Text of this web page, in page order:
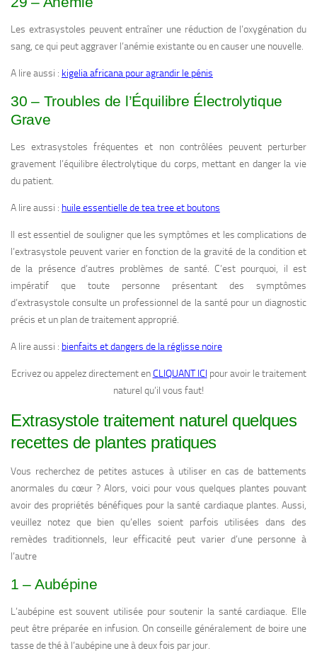
Les extrasystoles peuvent entraîner une réduction de l’oxygénation du
sang, ce qui peut aggraver l’anémie existante ou en causer une nouvelle.
A lire aussi : kigelia africana pour agrandir le pénis
30 – Troubles de l’Équilibre Électrolytique
Grave
Les extrasystoles fréquentes et non contrôlées peuvent perturber
gravement l’équilibre électrolytique du corps, mettant en danger la vie
du patient.
A lire aussi : huile essentielle de tea tree et boutons
Il est essentiel de souligner que les symptômes et les complications de
l’extrasystole peuvent varier en fonction de la gravité de la condition et
de la présence d’autres problèmes de santé. C’est pourquoi, il est
impératif que toute personne présentant des symptômes
d’extrasystole consulte un professionnel de la santé pour un diagnostic
précis et un plan de traitement approprié.
A lire aussi : bienfaits et dangers de la réglisse noire
Ecrivez ou appelez directement enCLIQUANT ICI pour avoir le traitement
naturel qu’il vous faut!
Extrasystole traitement naturel quelques
recettes de plantes pratiques
Vous recherchez de petites astuces à utiliser en cas de battements
anormales du cœur ? Alors, voici pour vous quelques plantes pouvant
avoir des propriétés bénéfiques pour la santé cardiaque plantes. Aussi,
veuillez notez que bien qu’elles soient parfois utilisées dans des
remèdes traditionnels, leur efficacité peut varier d’une personne à
l’autre
1 – Aubépine
L’aubépine est souvent utilisée pour soutenir la santé cardiaque. Elle
peut être préparée en infusion. On conseille généralement de boire une
tasse de thé à l’aubépine une à deux fois par jour.